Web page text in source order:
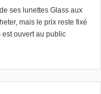
ses lunettes Glass aux
mais le prix reste fixé
est ouvert au public